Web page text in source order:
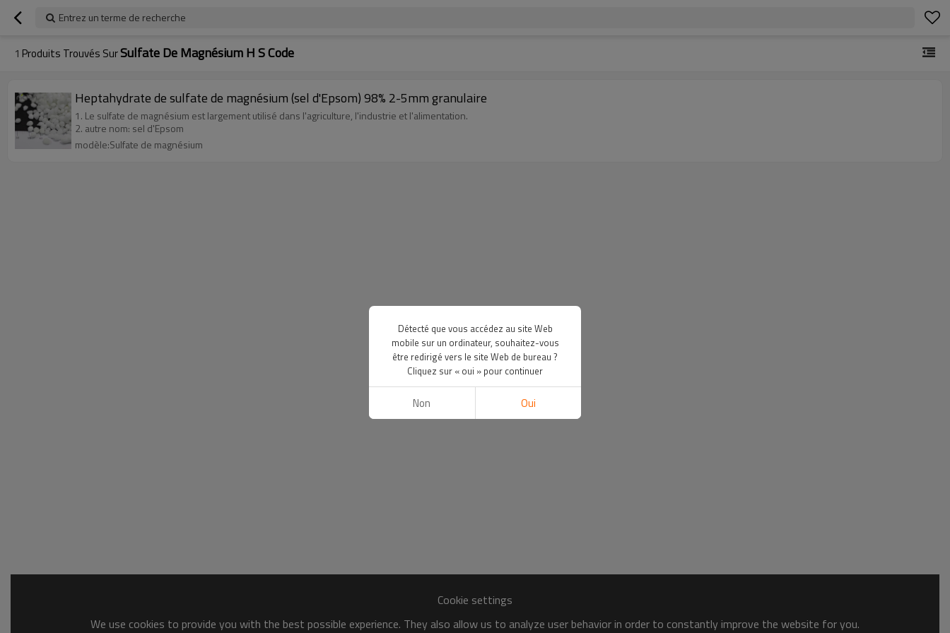
Entrez un terme de recherche
1 Produits Trouvés SurSulfate De Magnésium H S Code
Heptahydrate de sulfate de magnésium (sel d'Epsom) 98% 2-5mm granulaire
1. Le sulfate de magnésium est largement utilisé dans l'agriculture, l'industrie et l'alimentation.
2. autre nom: sel d'Epsom
modèle:Sulfate de magnésium
Cookie settings
We use cookies to provide you with the best possible experience. They also allow us to analyze user behavior in order to constantly improve the website for you.
Détecté que vous accédez au site Web
mobile sur un ordinateur, souhaitez-vous
être redirigé vers le site Web de bureau ?
Cliquez sur « oui » pour continuer
Non Oui